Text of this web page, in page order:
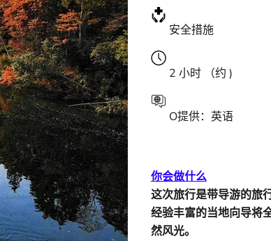
安全措施
2 小时（约 )
O提供：英语
你会做什么
这次旅行是带导游的旅
经验丰富的当地向导将
然风光。